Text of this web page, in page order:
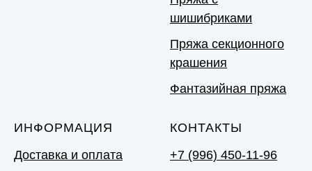
шишибриками
Пряжа секционного
крашения
Фантазийная пряжа
ИНФОРМАЦИЯ
Доставка и оплата
КОНТАКТЫ
+7 (996) 450-11-96